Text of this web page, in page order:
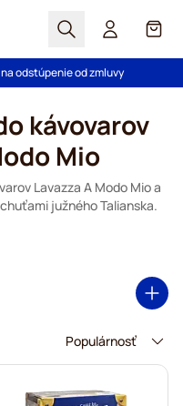
Hľadať Košík
€ doprava zdarma
odstúpenie od zmluvy
kávovarov
Mio
Lavazza A Modo Mio a
južného Talianska.